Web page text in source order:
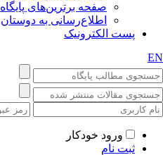
صفحه برترین‌های پایگاه
اطلاع‌رسانی به دوستان
پست الکترونیک
EN
ورود خودکار
ثبت نام